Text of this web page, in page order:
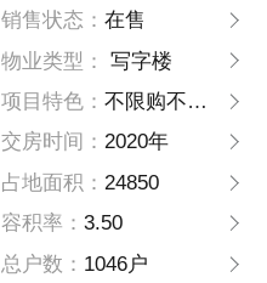
销售状态： 在售
物业类型：
写字楼
项目特色： 不限购不限贷
交房时间： 2020年
占地面积： 24850
容积率： 3.50
总户数： 1046户